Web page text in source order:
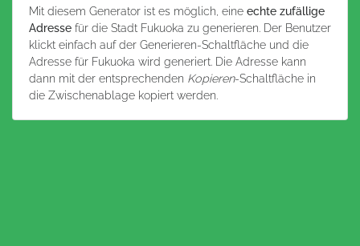
Mit diesem Generator ist es möglich, eine echte zufällige
Adresse für die Stadt Fukuoka zu generieren. Der Benutzer
klickt einfach auf der Generieren-Schaltfläche und die
Adresse für Fukuoka wird generiert. Die Adresse kann
dann mit der entsprechenden Kopieren-Schaltfläche in
die Zwischenablage kopiert werden.